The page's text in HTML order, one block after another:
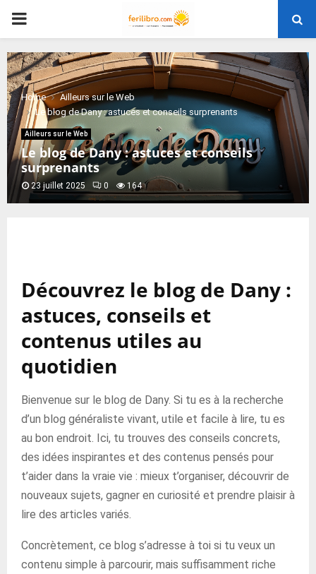
PRIMARY
MENU
Home
Ailleurs sur le Web
Le blog de Dany : astuces et conseils surprenants
Ailleurs sur le Web
Le blog de Dany : astuces et conseils
surprenants
23 juillet 2025 0 164
Découvrez le blog de Dany :
astuces, conseils et
contenus utiles au
quotidien
Bienvenue sur le blog de Dany. Si tu es à la recherche
d’un blog généraliste vivant, utile et facile à lire, tu es
au bon endroit. Ici, tu trouves des conseils concrets,
des idées inspirantes et des contenus pensés pour
t’aider dans la vraie vie : mieux t’organiser, découvrir de
nouveaux sujets, gagner en curiosité et prendre plaisir à
lire des articles variés.
Concrètement, ce blog s’adresse à toi si tu veux un
contenu simple à parcourir, mais suffisamment riche